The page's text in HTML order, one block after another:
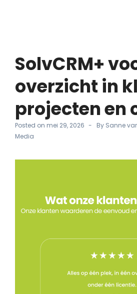
SolvCRM+
overzicht in
projecten en
Posted on mei 29, 2026 By Sanne
Media